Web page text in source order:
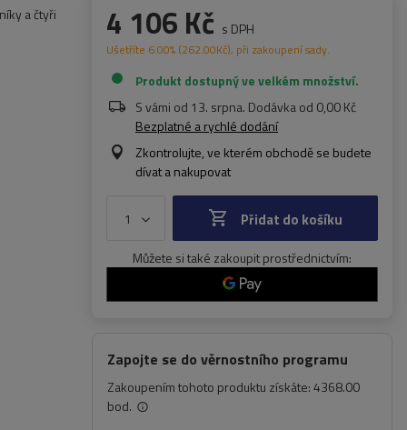
a čtyři
4 106 Kč s DPH
Ušetříte 6.00% (262.00Kč), při zakoupení sady.
Produkt dostupný ve velkém množství
S vámi od 13. srpna. Dodávka od 0,00 Kč
Bezplatné a rychlé dodání
Zkontrolujte, ve kterém obchodě se budete
dívat a nakupovat
Přidat do košíku
Můžete si také zakoupit prostřednictvím:
Zapojte se do věrnostního programu
Zakoupením tohoto produktu získáte:4368.00
bod.